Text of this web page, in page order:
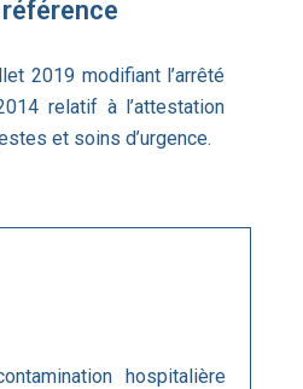
2019 modifiant l’arrêté
relatif à l’attestation
et soins d’urgence.
hospitalière